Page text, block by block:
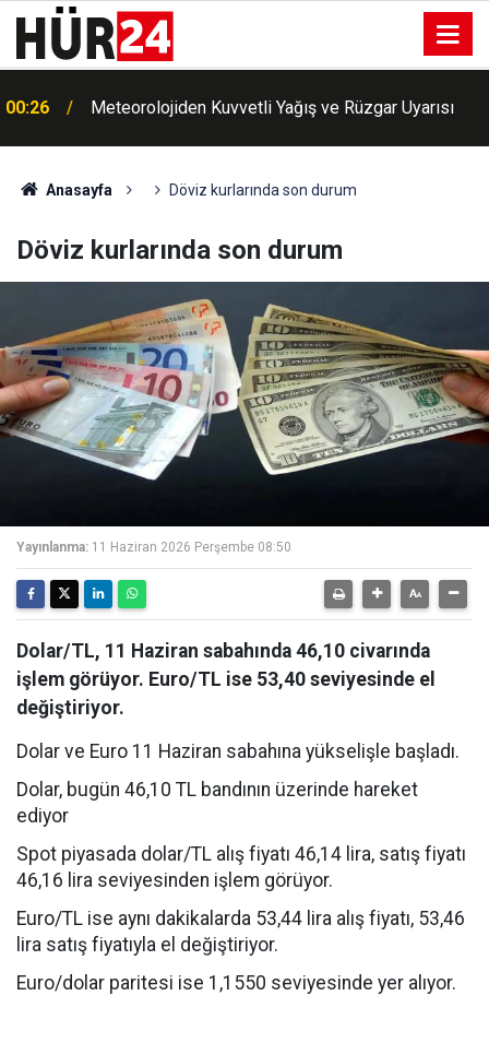
00:26 Meteorolojiden Kuvvetli Yağış ve Rüzgar Uyarısı
Anasayfa Döviz kurlarında son durum
Döviz kurlarında son durum
Yayınlanma: 11 Haziran 2026 Perşembe 08:50
Dolar/TL, 11 Haziran sabahında 46,10 civarında
işlem görüyor. Euro/TL ise 53,40 seviyesinde el
değiştiriyor.
Dolar ve Euro 11 Haziran sabahına yükselişle başladı.
Dolar, bugün 46,10 TL bandının üzerinde hareket
ediyor
Spot piyasada dolar/TL alış fiyatı 46,14 lira, satış fiyatı
46,16 lira seviyesinden işlem görüyor.
Euro/TL ise aynı dakikalarda 53,44 lira alış fiyatı, 53,46
lira satış fiyatıyla el değiştiriyor.
Euro/dolar paritesi ise 1,1550 seviyesinde yer alıyor.